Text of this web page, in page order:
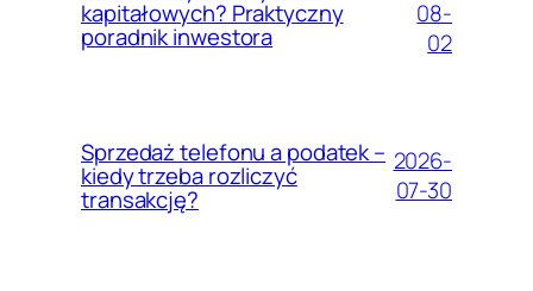
kapitałowych? Praktyczny
poradnik inwestora
08-
02
Sprzedaż telefonu a podatek –
kiedy trzeba rozliczyć
transakcję?
2026-
07-30